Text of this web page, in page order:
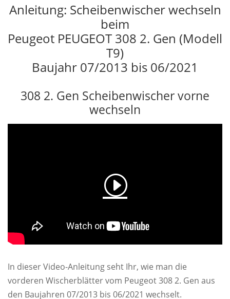
Anleitung: Scheibenwischer wechseln
beim
Peugeot PEUGEOT 308 2. Gen (Modell
T9)
Baujahr 07/2013 bis 06/2021
308 2. Gen Scheibenwischer vorne
wechseln
In dieser Video-Anleitung seht Ihr, wie man die
vorderen Wischerblätter vom Peugeot 308 2. Gen aus
den Baujahren 07/2013 bis 06/2021 wechselt.